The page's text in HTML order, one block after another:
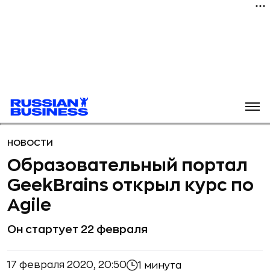
НОВОСТИ
Образовательный портал
GeekBrains открыл курс по
Agile
Он стартует 22 февраля
17 февраля 2020, 20:50 1 минута